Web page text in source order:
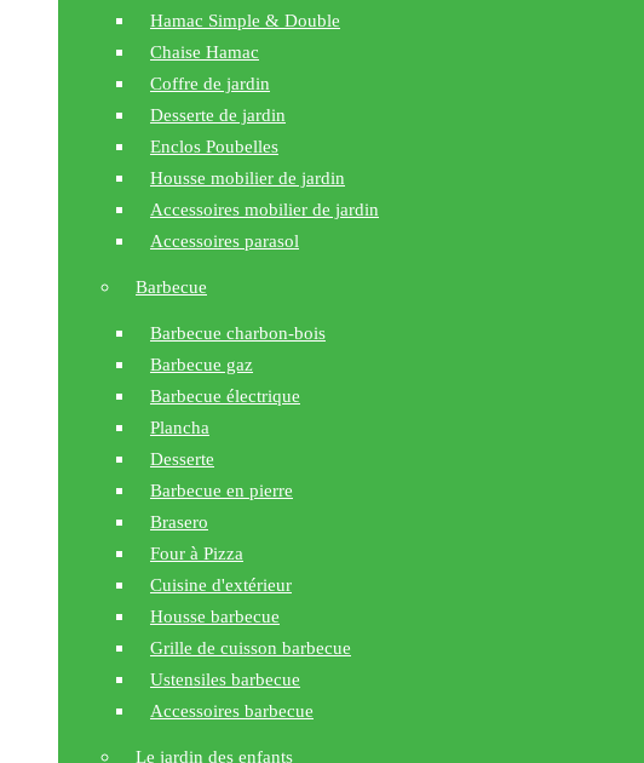
Hamac Simple & Double
Chaise Hamac
Coffre de jardin
Desserte de jardin
Enclos Poubelles
Housse mobilier de jardin
Accessoires mobilier de jardin
Accessoires parasol
Barbecue
Barbecue charbon-bois
Barbecue gaz
Barbecue électrique
Plancha
Desserte
Barbecue en pierre
Brasero
Four à Pizza
Cuisine d'extérieur
Housse barbecue
Grille de cuisson barbecue
Ustensiles barbecue
Accessoires barbecue
Le jardin des enfants